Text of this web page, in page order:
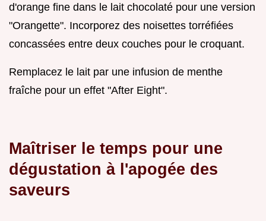
d'orange fine dans le lait chocolaté pour une version
"Orangette". Incorporez des noisettes torréfiées
concassées entre deux couches pour le croquant.
Remplacez le lait par une infusion de menthe
fraîche pour un effet "After Eight".
Maîtriser le temps pour une
dégustation à l'apogée des
saveurs